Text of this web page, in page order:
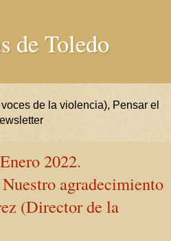
de Toledo
de la violencia), Pensar el
2022.
agradecimiento
(Director de la